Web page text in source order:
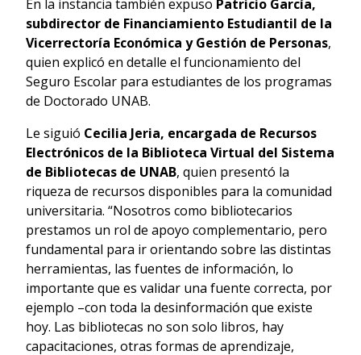
En la instancia también expuso Patricio García,
subdirector de Financiamiento Estudiantil de la
Vicerrectoría Económica y Gestión de Personas,
quien explicó en detalle el funcionamiento del
Seguro Escolar para estudiantes de los programas
de Doctorado UNAB.
Le siguió Cecilia Jeria, encargada de Recursos
Electrónicos de la Biblioteca Virtual del Sistema
de Bibliotecas de UNAB, quien presentó la
riqueza de recursos disponibles para la comunidad
universitaria. “Nosotros como bibliotecarios
prestamos un rol de apoyo complementario, pero
fundamental para ir orientando sobre las distintas
herramientas, las fuentes de información, lo
importante que es validar una fuente correcta, por
ejemplo –con toda la desinformación que existe
hoy. Las bibliotecas no son solo libros, hay
capacitaciones, otras formas de aprendizaje,